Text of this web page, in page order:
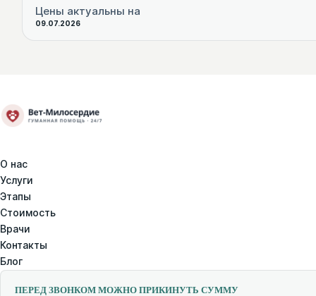
Цены актуальны на
09.07.2026
О нас
Услуги
Этапы
Стоимость
Врачи
Контакты
Блог
ПЕРЕД ЗВОНКОМ МОЖНО ПРИКИНУТЬ СУММУ